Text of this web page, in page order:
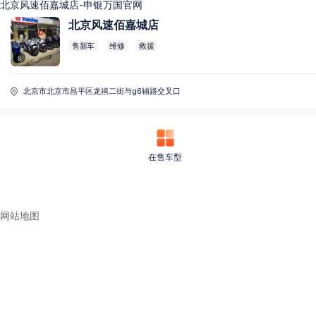
北京风速佰嘉城店-申银万国官网
8
北京风速佰嘉城店
售新车 维修 救援
北京市北京市昌平区龙禧二街与g6辅路交叉口
在售车型
网站地图